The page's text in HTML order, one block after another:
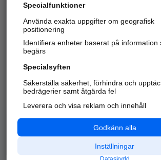
Kom igång och
samarbetspartners
Alla kategorier
Populära
API & Kartor
Annonsera
Integritet
Nödnummer
Specialfunktioner
Använda exakta uppgifter om geografisk
positionering
Identifiera enheter baserat på information
begärs
Specialsyften
Säkerställa säkerhet, förhindra och
bedrägerier samt åtgärda fel
Leverera och visa reklam och innehåll
Godkänn alla
Inställningar
Dataskydd